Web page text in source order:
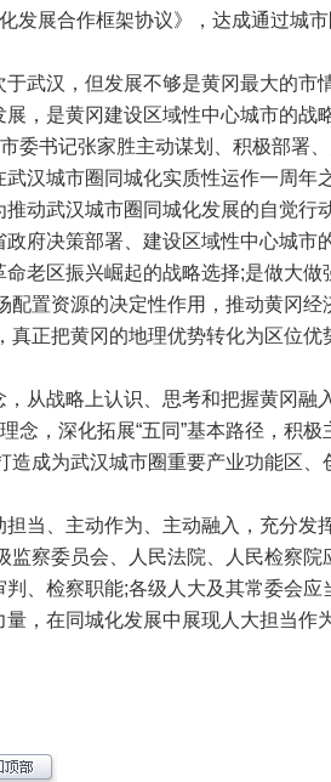
发展合作框架协议》，达成通过城
汉，但发展不够是黄冈最大的市情
，是黄冈建设区域性中心城市的战
委书记张家胜主动谋划、积极部署
汉城市圈同城化实质性运作一周年
动武汉城市圈同城化发展的自觉行动
决策部署、建设区域性中心城市
老区振兴崛起的战略选择;是做大做
置资源的决定性作用，推动黄冈经
正把黄冈的地理优势转化为区位优
从战略上认识、思考和把握黄冈融
，深化拓展“五同”基本路径，积极
成为武汉城市圈重要产业功能区、
、主动作为、主动融入，充分发
察委员会、人民法院、人民检察院
、检察职能;各级人大及其常委会应
，在同城化发展中展现人大担当作为